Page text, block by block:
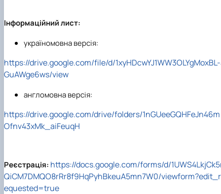
Інформаційний лист:
україномовна версія:
https://drive.google.com/file/d/
GuAWge6ws/view
англомовнаверсія:
https://drive.google.com/drive/folders/1nGUeeGQHFeJn46m
Ofnv43xMk_aiFeuqH
Реєстрація: https://docs.google.com/forms/d/
QiCM7DMQO8rRr8f9HqPyhBkeuA5mn7W0/viewform?edit_r
equested=true